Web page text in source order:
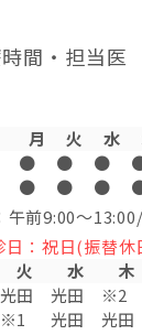
間・担当医
月 火 水
● ● ●
● ● ●
午前9:00～
日：祝日(振替休
火 水 木
光田 光田 ※2
※1 光田 光田